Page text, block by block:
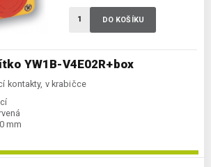
YW1B-V4E02R+box
kontakty, v krabičce
mm
DO KOŠÍKU